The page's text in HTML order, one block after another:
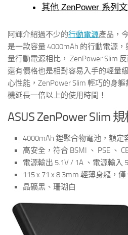
其他 ZenPower 系列
阿輝介紹過不少的行動電源產品，
是一款容量 4000mAh 的行動電源
量行動電源相比， ZenPower Slim
還有價格也是相對容易入手的輕量
心性能，ZenPower Slim 輕巧的身
機延長一倍以上的使用時間！
ASUS ZenPower Slim
4000mAh 鋰聚合物電池，額定
高安全，符合 BSMI 、 PSE 、
電源輸出 5.1V / 1A 、電源輸入
115 x 71 x 8.3mm 輕薄身軀，僅
晶礦黑、珊瑚白